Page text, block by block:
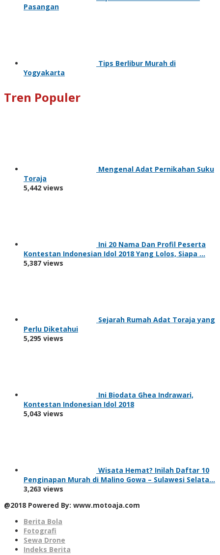
Pasangan
Tips Berlibur Murah di
Yogyakarta
Tren Populer
Mengenal Adat Pernikahan Suku
Toraja
5,442 views
Ini 20 Nama Dan Profil Peserta
Kontestan Indonesian Idol 2018 Yang Lolos, Siapa …
5,387 views
Sejarah Rumah Adat Toraja yang
Perlu Diketahui
5,295 views
Ini Biodata Ghea Indrawari,
Kontestan Indonesian Idol 2018
5,043 views
Wisata Hemat? Inilah Daftar 10
Penginapan Murah di Malino Gowa – Sulawesi Selata…
3,263 views
@2018 Powered By: www.motoaja.com
Berita Bola
Fotografi
Sewa Drone
Indeks Berita